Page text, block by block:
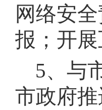
网络安
报 ； 开
5、与
市政府